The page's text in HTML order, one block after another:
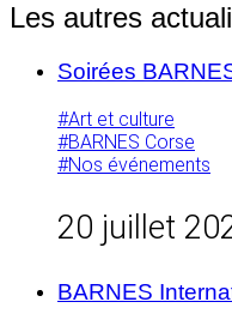
Les autres
Soirées
#Art et culture
#BARNES Corse
#Nos événements
20 juillet
BARNES